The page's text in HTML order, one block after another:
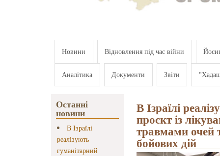
Новини Відновлення під час війни
Аналітика Документи Звіти
Останні
новини
В Ізраїлі
реалізують
гуманітарний
В Ізраїлі
проєкт із
травмами очей
бойових дій